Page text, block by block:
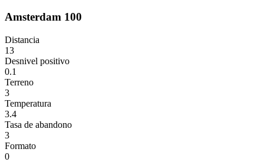
Amsterdam 100
Distancia
13
Desnivel positivo
0.1
Terreno
3
Temperatura
3.4
Tasa de abandono
3
Formato
0